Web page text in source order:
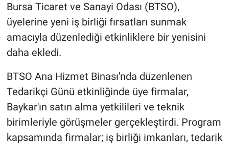
Bursa Ticaret ve Sanayi Odası (BTSO),
üyelerine yeni iş birliği fırsatları sunmak
amacıyla düzenlediği etkinliklere bir yenisini
daha ekledi.
BTSO Ana Hizmet Binası'nda düzenlenen
Tedarikçi Günü etkinliğinde üye firmalar,
Baykar'ın satın alma yetkilileri ve teknik
birimleriyle görüşmeler gerçekleştirdi. Program
kapsamında firmalar; iş birliği imkanları, tedarik